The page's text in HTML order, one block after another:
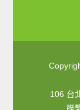
106 台